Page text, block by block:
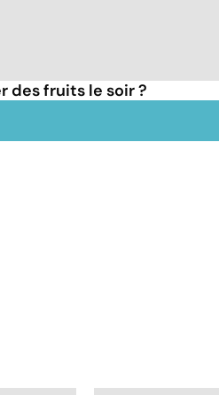
des fruits le soir ?